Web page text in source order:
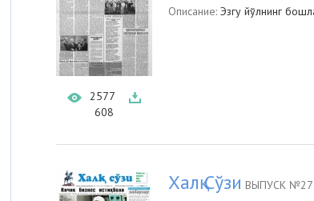
2577
608
Описание: Эзгу йўлнинг
Халқ Сўзи ВЫПУСК №27